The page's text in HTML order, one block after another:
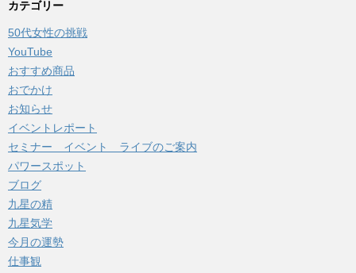
カ
ブ
カテゴリー
50代女性の挑戦
YouTube
おすすめ商品
おでかけ
お知らせ
イベントレポート
セミナー イベント ライブのご案内
パワースポット
ブログ
九星の精
九星気学
今月の運勢
仕事観